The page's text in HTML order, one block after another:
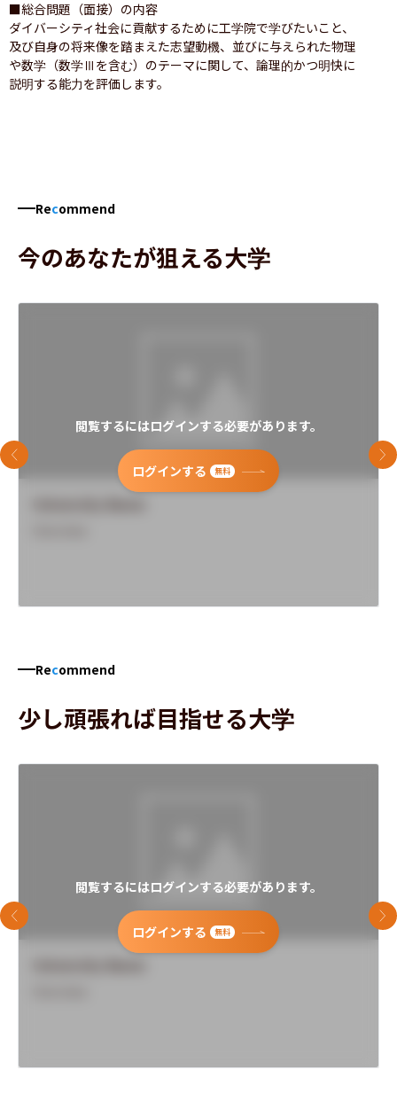
■総合問題（面接）の内容
ダイバーシティ社会に貢献するために工学院で学びたいこと、
及び自身の将来像を踏まえた志望動機、並びに与えられた物理
や数学（数学Ⅲを含む）のテーマに関して、論理的かつ明快に
説明する能力を評価します。
Recommend
今のあなたが狙える大学
閲覧するにはログインする必要があります。
ログインする 無料
前のスライド 次
Recommend
少し頑張れば目指せる大学
閲覧するにはログインする必要があります。
ログインする 無料
前のスライド 次